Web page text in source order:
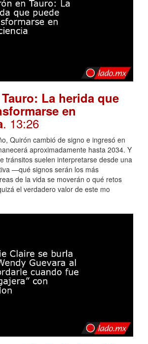
La herida que
en
. 13:26
Quirón cambió de signo e ingresó en
aproximadamente hasta 2034. Y
tránsitos suelen interpretarse desde una
—qué signos serán los más
de la vida se moverán o qué retos
el verdadero valor de este mo